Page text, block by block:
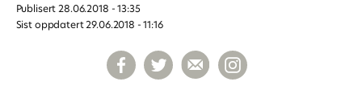
Publisert 28.06.2018 - 13:35
Sist oppdatert 29.06.2018 - 11:16